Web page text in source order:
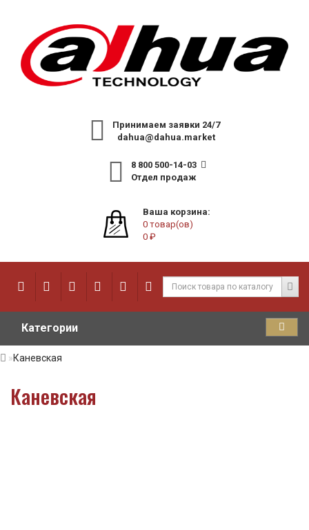
Принимаем заявки 24/7
dahua@dahua.market
8 800 500-14-03
Отдел продаж
Ваша корзина:
0 товар(ов)
0 ₽
Категории
Каневская
Каневская